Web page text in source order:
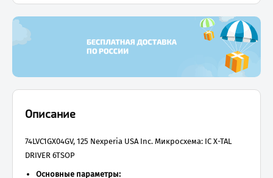
Описание
74LVC1GX04GV, 125 Nexperia USA Inc. Микросхема: IC X-TAL
DRIVER 6TSOP
Основные параметры: